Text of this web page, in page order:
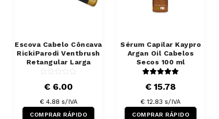
Escova Cabelo Côncava
RickiParodi Ventbrush
Retangular Larga
€ 6.00
€ 4.88 s/IVA
COMPRAR RÁPIDO
Sérum Capilar Kaypro
Argan Oil Cabelos
Secos 100 ml
€ 15.78
€ 12.83 s/IVA
COMPRAR RÁPIDO